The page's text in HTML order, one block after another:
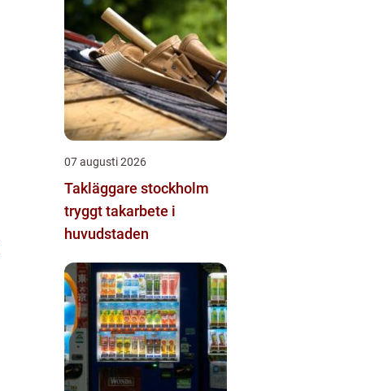
07 augusti 2026
Takläggare stockholm
tryggt takarbete i
huvudstaden